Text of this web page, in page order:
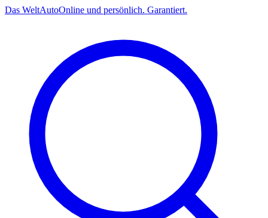
Das WeltAutoOnline und persönlich. Garantiert.